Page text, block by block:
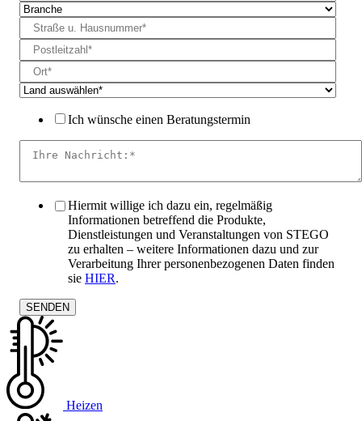
Ich wünsche einen Beratungstermin
Hiermit willige ich dazu ein, regelmäßig
Informationen betreffend die Produkte,
Dienstleistungen und Veranstaltungen von STEGO
zu erhalten – weitere Informationen dazu und zur
Verarbeitung Ihrer personenbezogenen Daten finden
sie HIER.
Heizen